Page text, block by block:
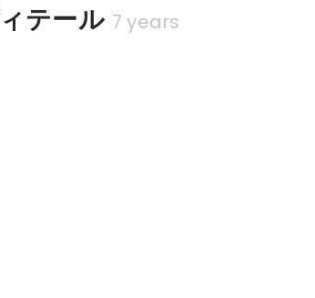
テール 7 years